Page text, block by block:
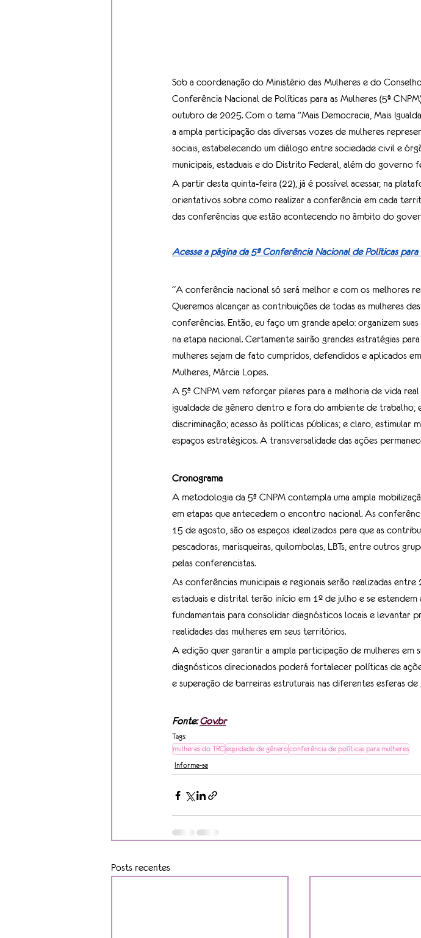
Sob a coordenação do Ministério das Mulheres e do
Conferência Nacional de Políticas para as Mulheres (5ª
outubro de 2025. Com o tema "Mais Democracia, Mais
a ampla participação das diversas vozes de mulheres
sociais, estabelecendo um diálogo entre sociedade civil e
municipais, estaduais e do Distrito Federal, além do governo
A partir desta quinta-feira (22), já é possível acessar, na
orientativos sobre como realizar a conferência em cada
das conferências que estão acontecendo no âmbito do
Acesse a página da 5ª Conferência Nacional de Políticas para
“A conferência nacional só será melhor e com os melhores
Queremos alcançar as contribuições de todas as mulheres
conferências. Então, eu faço um grande apelo: organizem
na etapa nacional. Certamente sairão grandes estratégias
mulheres sejam de fato cumpridos, defendidos e aplicados
Mulheres, Márcia Lopes.
A 5ª CNPM vem reforçar pilares para a melhoria de vida
igualdade de gênero dentro e fora do ambiente de trabalho;
discriminação; acesso às políticas públicas; e claro, estimular
espaços estratégicos. A transversalidade das ações
Cronograma
A metodologia da 5ª CNPM contempla uma ampla
em etapas que antecedem o encontro nacional. As
15 de agosto, são os espaços idealizados para que as
pescadoras, marisqueiras, quilombolas, LBTs, entre outros
pelas conferencistas.
As conferências municipais e regionais serão realizadas
estaduais e distrital terão início em 1º de julho e se
fundamentais para consolidar diagnósticos locais e levantar
realidades das mulheres em seus territórios.
A edição quer garantir a ampla participação de mulheres em
diagnósticos direcionados poderá fortalecer políticas de
e superação de barreiras estruturais nas diferentes esferas
Fonte: Gov.br
Tags:
mulheres do TRCequidade de gêneroconferência de políticas para mulheres
Informe-se
Posts recentes